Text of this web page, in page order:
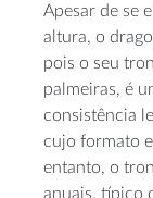
Apesar de se
altura, o
pois o seu
palmeiras, é
consistência
cujo formato
entanto, o
anuais, típico